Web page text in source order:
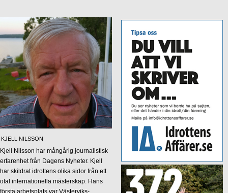
KJELL NILSSON
Kjell Nilsson har mångårig journalistisk
erfarenhet från Dagens Nyheter. Kjell
har skildrat idrottens olika sidor från ett
otal internationella mästerskap. Hans